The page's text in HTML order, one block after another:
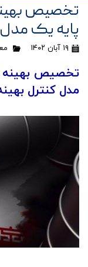
تخصيص
پايه يک
۱۹ آبان ۱۴۰۲
تخصيص بهينه
مدل کنترل